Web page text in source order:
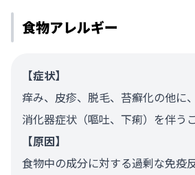
食物アレルギー
【症状】
痒み、皮疹、脱毛、苔癬化の他に
消化器症状（嘔吐、下痢）を伴う
【原因】
食物中の成分に対する過剰な免疫